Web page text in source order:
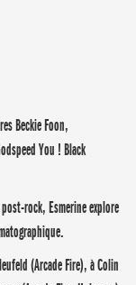
Beckie Foon,
You ! Black
rock, Esmerine explore
(Arcade Fire), à Colin